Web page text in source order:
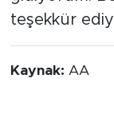
teşekkür
Kaynak: AA